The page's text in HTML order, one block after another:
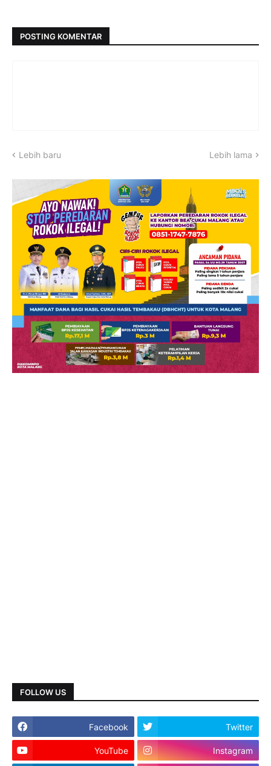
POSTING KOMENTAR
Lebih baru Lebih lama
FOLLOW US
Facebook Twitter
YouTube Instagram